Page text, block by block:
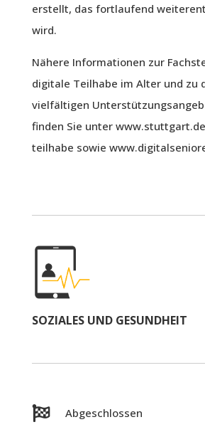
erstellt, das fortlaufend
wird.
Nähere Informationen zur
digitale Teilhabe im Alter und zu
vielfältigen
finden Sie unter
teilhabe sowie
SOZIALES UND GESUNDHEIT
 Abgeschlossen